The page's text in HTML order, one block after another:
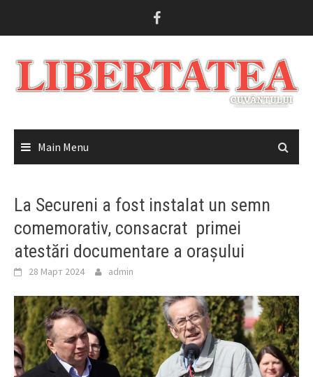
Main Menu
La Secureni a fost instalat un semn
comemorativ, consacrat primei
atestări documentare a orașului
28 Март 2024 admin